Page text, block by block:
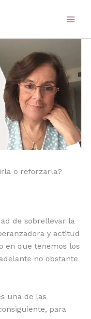
o reforzarla?
de sobrellevar la
y actitud
en que tenemos los
no obstante
una de las
para